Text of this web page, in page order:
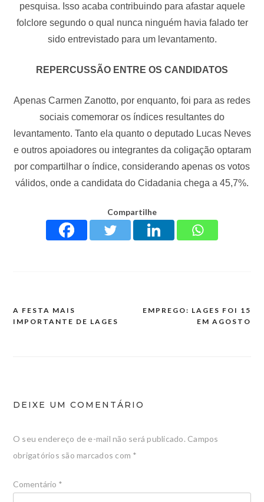
pesquisa. Isso acaba contribuindo para afastar aquele
folclore segundo o qual nunca ninguém havia falado ter
sido entrevistado para um levantamento.
REPERCUSSÃO ENTRE OS CANDIDATOS
Apenas Carmen Zanotto, por enquanto, foi para as redes
sociais comemorar os índices resultantes do
levantamento. Tanto ela quanto o deputado Lucas Neves
e outros apoiadores ou integrantes da coligação optaram
por compartilhar o índice, considerando apenas os votos
válidos, onde a candidata do Cidadania chega a 45,7%.
Compartilhe
A FESTA MAIS
IMPORTANTE DE LAGES
EMPREGO: LAGES FOI 15
EM AGOSTO
DEIXE UM COMENTÁRIO
O seu endereço de e-mail não será publicado. Campos
obrigatórios são marcados com *
Comentário *